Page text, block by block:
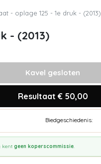
- oplage 125 - 1e druk - (2013)
- (2013)
Kavel gesloten
Resultaat € 50,00
Biedgeschiedenis:
kent geen koperscommissie.